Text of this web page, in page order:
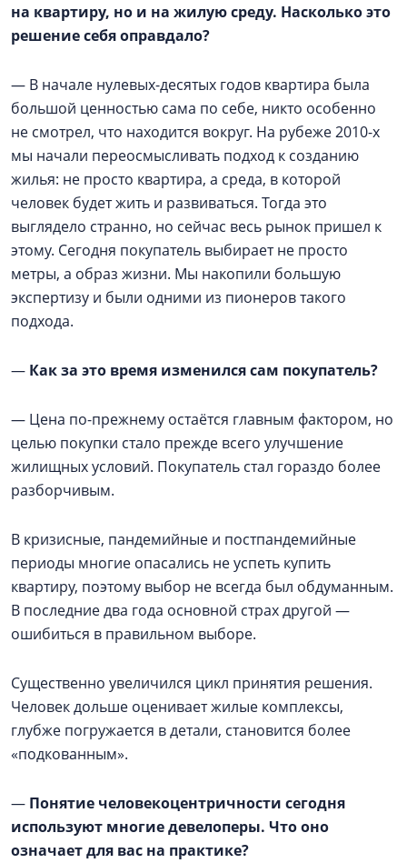
на квартиру, но и на жилую среду. Насколько это
решение себя оправдало?
— В начале нулевых-десятых годов квартира была
большой ценностью сама по себе, никто особенно
не смотрел, что находится вокруг. На рубеже 2010-х
мы начали переосмысливать подход к созданию
жилья: не просто квартира, а среда, в которой
человек будет жить и развиваться. Тогда это
выглядело странно, но сейчас весь рынок пришел к
этому. Сегодня покупатель выбирает не просто
метры, а образ жизни. Мы накопили большую
экспертизу и были одними из пионеров такого
подхода.
— Как за это время изменился сам покупатель?
— Цена по-прежнему остаётся главным фактором, но
целью покупки стало прежде всего улучшение
жилищных условий. Покупатель стал гораздо более
разборчивым.
В кризисные, пандемийные и постпандемийные
периоды многие опасались не успеть купить
квартиру, поэтому выбор не всегда был обдуманным.
В последние два года основной страх другой —
ошибиться в правильном выборе.
Существенно увеличился цикл принятия решения.
Человек дольше оценивает жилые комплексы,
глубже погружается в детали, становится более
«подкованным».
— Понятие человекоцентричности сегодня
используют многие девелоперы. Что оно
означает для вас на практике?